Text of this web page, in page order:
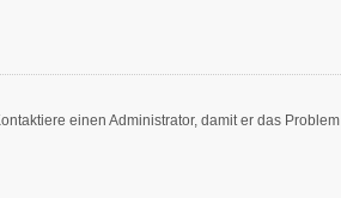
einen Administrator, damit er das Problem